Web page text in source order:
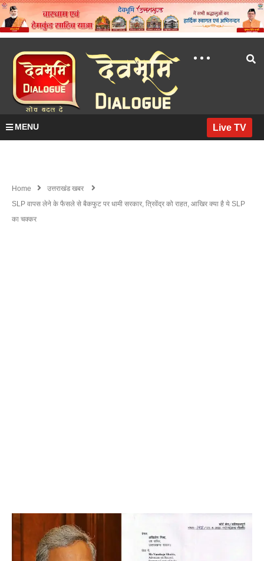
MENU Live TV
Home
उत्तराखंड खबर
SLP वापस लेने के फैसले से बैकफुट पर धामी सरकार, त्रिवेंद्र को राहत, आखिर क्या है ये SLP
का चक्कर